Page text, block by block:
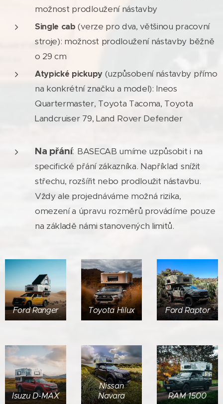
možnost prodloužení nástavby
Single cab(verze pro dva, většinou pracovní
stroje): možnost prodloužení nástavby běžně
o 29 cm
Atypické pickupy (uzpůsobení nástavby přímo
na konkrétní značku a model): Ineos
Quartermaster, Toyota Tacoma, Toyota
Landcruiser 79, Land Rover Defender
Na přání: BASECAB umíme uzpůsobit i na
specifické přání zákazníka. Například snížit
střechu, rozšířit nebo prodloužit nástavbu.
Vždy ale projednáváme možná rizika,
omezení a úpravu rozměrů provádíme pouze
na základě námi stanovených limitů.
Ford Ranger Toyota Hilux Ford Raptor
Isuzu D-MAX
Nissan
Navara
RAM 1500